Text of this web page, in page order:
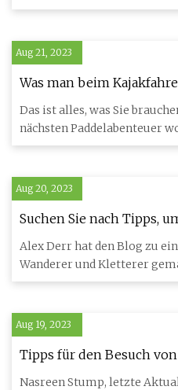
voll ausges
Aug 21, 2023
Was man beim
Das ist alles, was Sie
nächsten Paddelabenteuer wohl zu
Abschnitt springe
Aug 20, 2023
Suchen Sie nach Tipps,
Fourteener in Angriff zu nehmen?
sich diesen Blog an.
Alex Derr hat den Blog zu
Wanderer und Kletterer
sicherer u
Aug 19, 2023
Tipps für den Besuch
Hampshire in diesem
Nasreen Stump, letzte